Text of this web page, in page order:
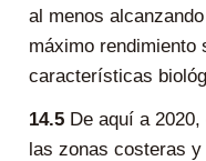
al menos
máximo rendimiento
características
14.5 De aquí a
las zonas costeras